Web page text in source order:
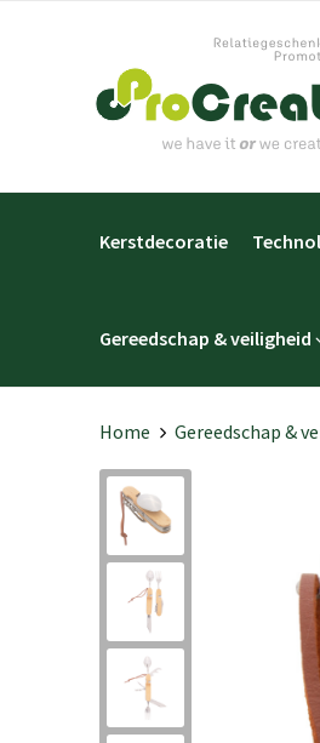
Kerstdecoratie
Gereedschap & veiligheid
Home Gereedschap &